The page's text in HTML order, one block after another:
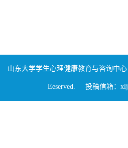
山东大学学生心理健康教育与咨询中
Eeserved. 投稿信箱：